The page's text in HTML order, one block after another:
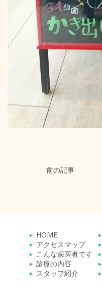
前の記事
HOME
アクセスマップ
こんな歯医者です
診療の内容
スタッフ紹介